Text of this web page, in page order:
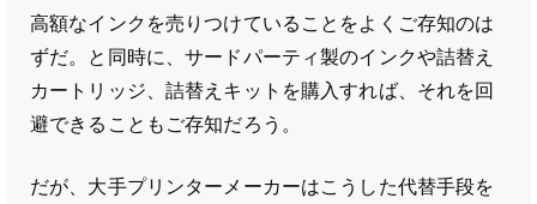
高額なインクを売りつけていることをよくご存知のは
ずだ。と同時に、サードパーティ製のインクや詰替え
カートリッジ、詰替えキットを購入すれば、それを回
避できることもご存知だろう。
だが、大手プリンターメーカーはこうした代替手段を